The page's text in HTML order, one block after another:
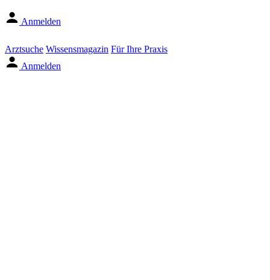
Anmelden
Arztsuche Wissensmagazin Für Ihre Praxis
Anmelden